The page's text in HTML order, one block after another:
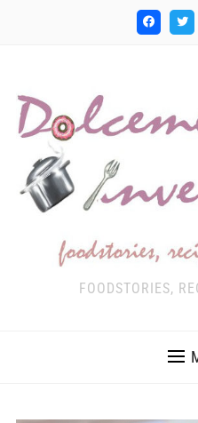
FOODSTORIES,